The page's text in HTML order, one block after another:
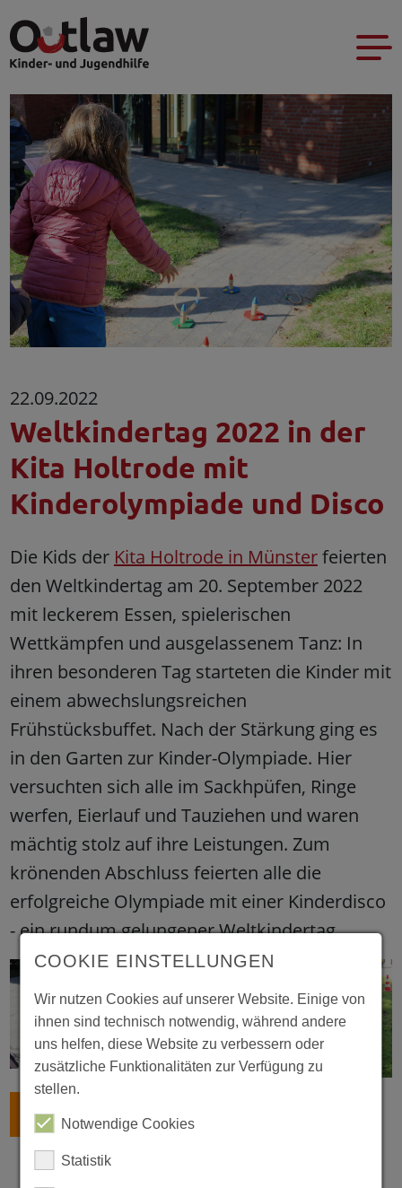
22.09.2022
Weltkindertag 2022 in der
Kita Holtrode mit
Kinderolympiade und Disco
Die Kids der Kita Holtrode in Münsterfeierten
den Weltkindertag am 20. September 2022
mit leckerem Essen, spielerischen
Wettkämpfen und ausgelassenem Tanz: In
ihren besonderen Tag starteten die Kinder mit
einem abwechslungsreichen
Frühstücksbuffet. Nach der Stärkung ging es
in den Garten zur Kinder-Olympiade. Hier
versuchten sich alle im Sackhpüfen, Ringe
werfen, Eierlauf und Tauziehen und waren
mächtig stolz auf ihre Leistungen. Zum
krönenden Abschluss feierten alle die
erfolgreiche Olympiade mit einer Kinderdisco
- ein rundum gelungener Weltkindertag.
ZURÜCK
COOKIE EINSTELLUNGEN
Wir nutzen Cookies auf unserer Website. Einige von
ihnen sind technisch notwendig, während andere
uns helfen, diese Website zu verbessern oder
zusätzliche Funktionalitäten zur Verfügung zu
stellen.
Notwendige Cookies
Statistik